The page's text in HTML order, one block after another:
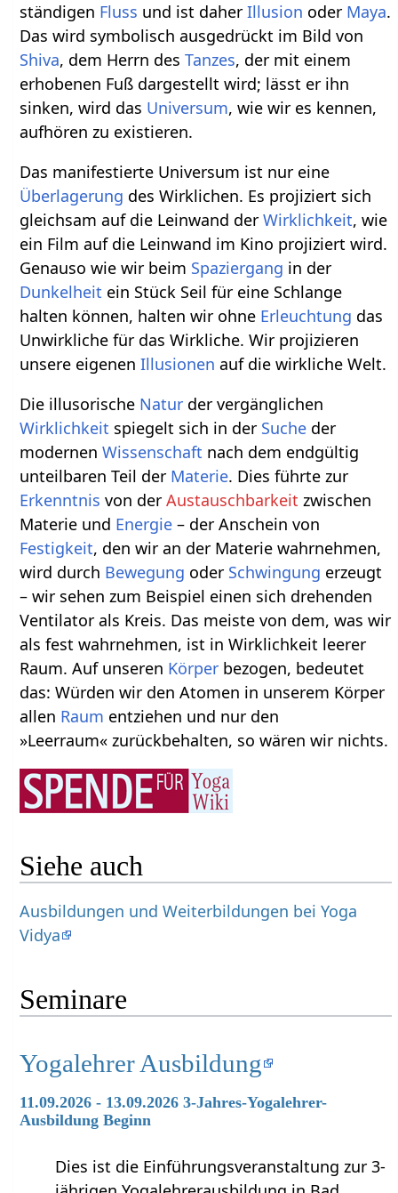
ständigen Fluss und ist daherIllusion oder Maya.
Das wird symbolisch ausgedrückt im Bild von
Shiva, dem Herrn desTanzes, der mit einem
erhobenen Fuß dargestellt wird; lässt er ihn
sinken, wird das Universum, wie wir es kennen,
aufhören zu existieren.
Das manifestierte Universum ist nur eine
Überlagerung des Wirklichen. Es projiziert sich
gleichsam auf die Leinwand derWirklichkeit, wie
ein Film auf die Leinwand im Kino projiziert wird.
Genauso wie wir beim Spaziergang in der
Dunkelheit ein Stück Seil für eine Schlange
halten können, halten wir ohne Erleuchtung das
Unwirkliche für das Wirkliche. Wir projizieren
unsere eigenenIllusionen auf die wirkliche Welt.
Die illusorische Natur der vergänglichen
Wirklichkeit spiegelt sich in der Suche der
modernenWissenschaft nach dem endgültig
unteilbaren Teil der Materie. Dies führte zur
Erkenntnis von derAustauschbarkeit zwischen
Materie und Energie – der Anschein von
Festigkeit, den wir an der Materie wahrnehmen,
wird durch Bewegung oder Schwingung erzeugt
– wir sehen zum Beispiel einen sich drehenden
Ventilator als Kreis. Das meiste von dem, was wir
als fest wahrnehmen, ist in Wirklichkeit leerer
Raum. Auf unseren Körper bezogen, bedeutet
das: Würden wir den Atomen in unserem Körper
allen Raum entziehen und nur den
»Leerraum« zurückbehalten, so wären wir nichts.
Siehe auch
Ausbildungen und Weiterbildungen bei Yoga
Vidya
Seminare
Yogalehrer Ausbildung
11.09.2026 - 13.09.2026 3-Jahres-Yogalehrer-
Ausbildung Beginn
Dies ist die Einführungsveranstaltung zur 3-